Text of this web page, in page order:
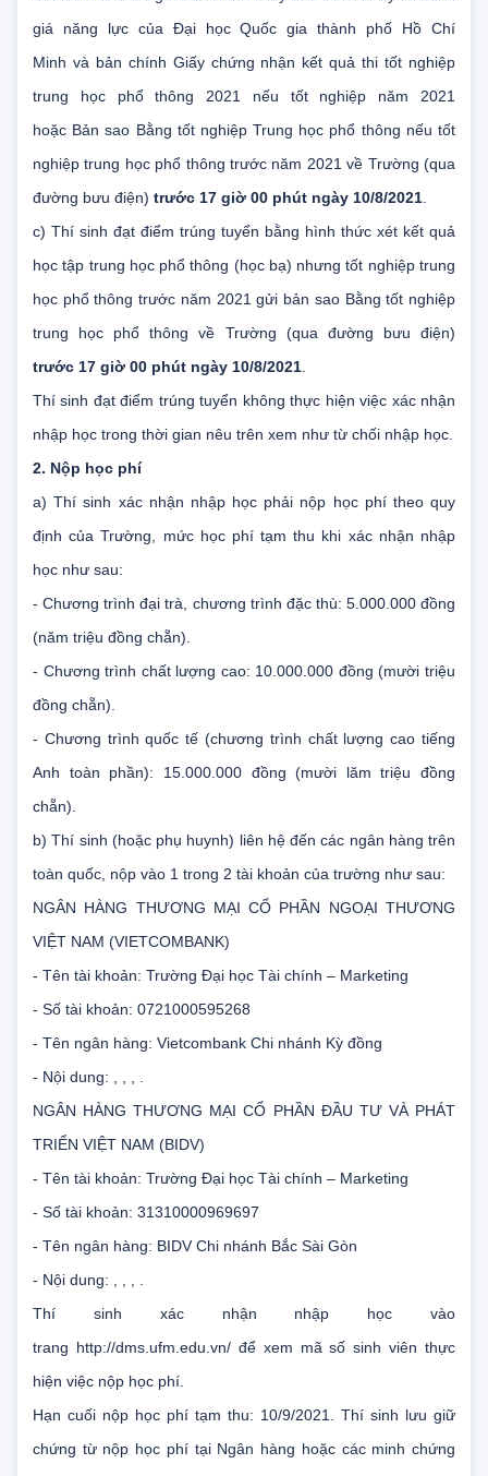
Chí Minh tổ chức gửi bản chính Giấy báo điểm thi kỳ thi đánh
giá năng lực của Đại học Quốc gia thành phố Hồ Chí
Minh và bản chính Giấy chứng nhận kết quả thi tốt nghiệp
trung học phổ thông 2021 nếu tốt nghiệp năm 2021
hoặc Bản sao Bằng tốt nghiệp Trung học phổ thông nếu tốt
nghiệp trung học phổ thông trước năm 2021 về Trường (qua
đường bưu điện)trước 17 giờ 00 phút ngày 10/8/2021.
c) Thí sinh đạt điểm trúng tuyển bằng hình thức xét kết quả
học tập trung học phổ thông (học bạ) nhưng tốt nghiệp trung
học phổ thông trước năm 2021 gửi bản sao Bằng tốt nghiệp
trung học phổ thông về Trường (qua đường bưu điện)
trước 17 giờ 00 phút ngày 10/8/2021.
Thí sinh đạt điểm trúng tuyển không thực hiện việc xác nhận
nhập học trong thời gian nêu trên xem như từ chối nhập học.
2. Nộp học phí
a) Thí sinh xác nhận nhập học phải nộp học phí theo quy
định của Trường, mức học phí tạm thu khi xác nhận nhập
học như sau:
- Chương trình đại trà, chương trình đặc thù: 5.000.000 đồng
(năm triệu đồng chẵn).
- Chương trình chất lượng cao: 10.000.000 đồng (mười triệu
đồng chẵn).
- Chương trình quốc tế (chương trình chất lượng cao tiếng
Anh toàn phần): 15.000.000 đồng (mười lăm triệu đồng
chẵn).
b) Thí sinh (hoặc phụ huynh) liên hệ đến các ngân hàng trên
toàn quốc, nộp vào 1 trong 2 tài khoản của trường như sau:
NGÂN HÀNG THƯƠNG MẠI CỔ PHẦN NGOẠI THƯƠNG
VIỆT NAM (VIETCOMBANK)
- Tên tài khoản: Trường Đại học Tài chính – Marketing
- Số tài khoản: 0721000595268
- Tên ngân hàng: Vietcombank Chi nhánh Kỳ đồng
- Nội dung: , , , .
NGÂN HÀNG THƯƠNG MẠI CỔ PHẦN ĐẦU TƯ VÀ PHÁT
TRIỂN VIỆT NAM (BIDV)
- Tên tài khoản: Trường Đại học Tài chính – Marketing
- Số tài khoản: 31310000969697
- Tên ngân hàng: BIDV Chi nhánh Bắc Sài Gòn
- Nội dung: , , , .
Thí sinh xác nhận nhập học vào
trang http://dms.ufm.edu.vn/ để xem mã số sinh viên thực
hiện việc nộp học phí.
Hạn cuối nộp học phí tạm thu: 10/9/2021. Thí sinh lưu giữ